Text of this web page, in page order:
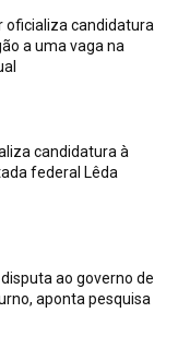
oficializa candidatura
a uma vaga na
candidatura à
federal Lêda
ao governo de
aponta pesquisa